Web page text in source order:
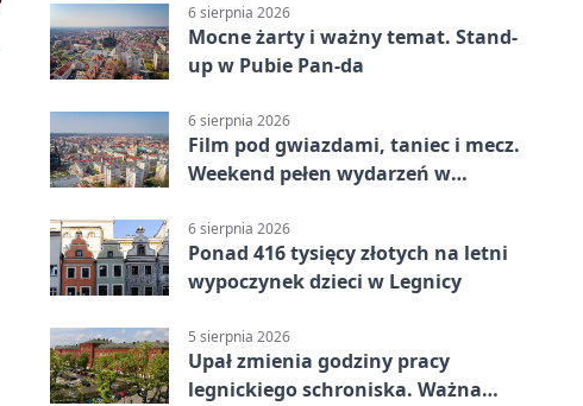
6 sierpnia 2026
Mocne żarty i ważny temat. Stand-
up w Pubie Pan-da
6 sierpnia 2026
Film pod gwiazdami, taniec i mecz.
Weekend pełen wydarzeń w
6 sierpnia 2026
Ponad 416 tysięcy złotych na letni
wypoczynek dzieci w Legnicy
5 sierpnia 2026
Upał zmienia godziny pracy
legnickiego schroniska. Ważna